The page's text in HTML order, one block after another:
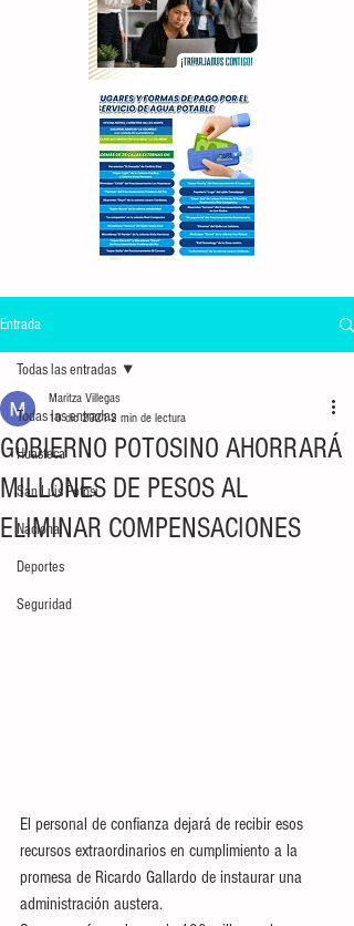
Entrada
Todas las entradas
Huasteca
San Luis Potosí
Nacional
Deportes
Seguridad
Todas las entradas
GOBIERNO POTOSINO AHORRARÁ
MILLONES DE PESOS AL
ELIMINAR COMPENSACIONES
Maritza Villegas
10 dic 20212 min de lectura
El personal de confianza dejará de recibir esos
recursos extraordinarios en cumplimiento a la
promesa de Ricardo Gallardo de instaurar una
administración austera.